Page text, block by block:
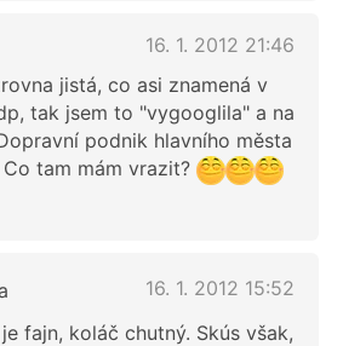
16. 1. 2012 21:46
jistá, co asi znamená v
tak jsem to "vygooglila" a na
podnik hlavního města
Co tam mám vrazit?
16. 1. 2012 15:52
fajn, koláč chutný. Skús však,